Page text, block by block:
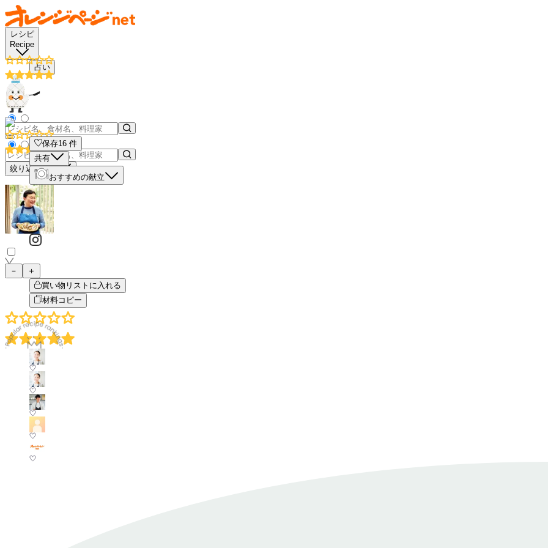
レシピ
Recipe
占い
絞り込み検索
保存16 件
共有
おすすめの献立
－
＋
買い物リストに入れる
材料コピー